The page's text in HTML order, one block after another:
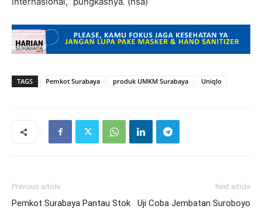
TAGS Pemkot Surabaya produk UMKM Surabaya Uniqlo
Previous article
Pemkot Surabaya Pantau Stok
Next article
Uji Coba Jembatan Suroboyo